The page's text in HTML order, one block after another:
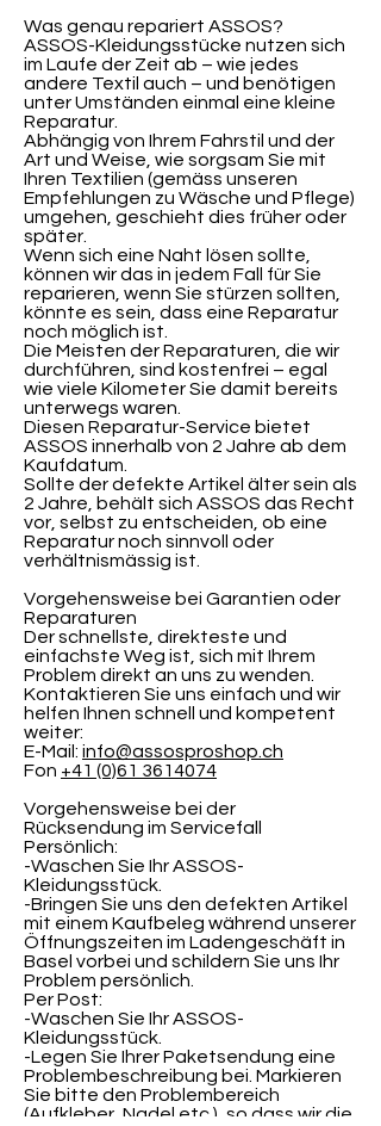
Was genau repariert ASSOS?
ASSOS-Kleidungsstücke nutzen sich
im Laufe der Zeit ab – wie jedes
andere Textil auch – und benötigen
unter Umständen einmal eine kleine
Reparatur.
Abhängig von Ihrem Fahrstil und der
Art und Weise, wie sorgsam Sie mit
Ihren Textilien (gemäss unseren
Empfehlungen zu Wäsche und Pflege)
umgehen, geschieht dies früher oder
später.
Wenn sich eine Naht lösen sollte,
können wir das in jedem Fall für Sie
reparieren, wenn Sie stürzen sollten,
könnte es sein, dass eine Reparatur
noch möglich ist.
Die Meisten der Reparaturen, die wir
durchführen, sind kostenfrei – egal
wie viele Kilometer Sie damit bereits
unterwegs waren.
Diesen Reparatur-Service bietet
ASSOS innerhalb von 2 Jahre ab dem
Kaufdatum.
Sollte der defekte Artikel älter sein als
2 Jahre, behält sich ASSOS das Recht
vor, selbst zu entscheiden, ob eine
Reparatur noch sinnvoll oder
verhältnismässig ist.
Vorgehensweise bei Garantien oder
Reparaturen
Der schnellste, direkteste und
einfachste Weg ist, sich mit Ihrem
Problem direkt an uns zu wenden.
Kontaktieren Sie uns einfach und wir
helfen Ihnen schnell und kompetent
weiter:
E-Mail: info@assosproshop.ch
Fon +41 (0)61 3614074
Vorgehensweise bei der
Rücksendung im Servicefall
Persönlich:
-Waschen Sie Ihr ASSOS-
Kleidungsstück.
-Bringen Sie uns den defekten Artikel
mit einem Kaufbeleg während unserer
Öffnungszeiten im Ladengeschäft in
Basel vorbei und schildern Sie uns Ihr
Problem persönlich.​
Per Post:
-Waschen Sie Ihr ASSOS-
Kleidungsstück.
-Legen Sie Ihrer Paketsendung eine
Problembeschreibung bei. Markieren
Sie bitte den Problembereich
(Aufkleber, Nadel etc.), so dass wir die